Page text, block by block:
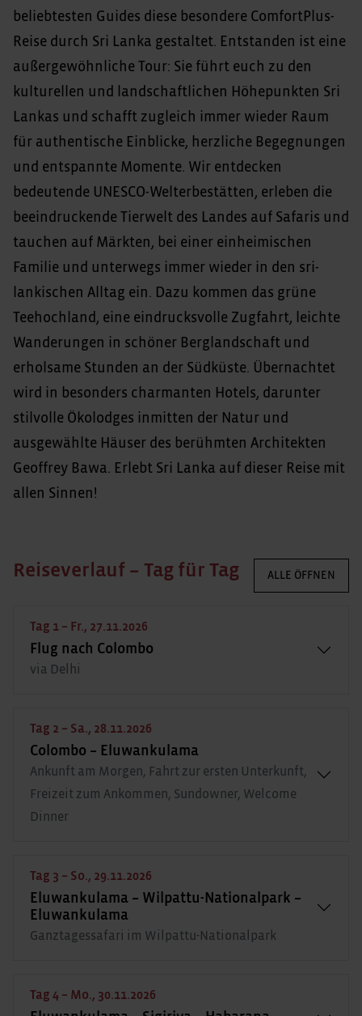
beliebtesten Guides diese besondere ComfortPlus-
Reise durch Sri Lanka gestaltet. Entstanden ist eine
außergewöhnliche Tour: Sie führt euch zu den
kulturellen und landschaftlichen Höhepunkten Sri
Lankas und schafft zugleich immer wieder Raum
für authentische Einblicke, herzliche Begegnungen
und entspannte Momente. Wir entdecken
bedeutende UNESCO-Welterbestätten, erleben die
beeindruckende Tierwelt des Landes auf Safaris und
tauchen auf Märkten, bei einer einheimischen
Familie und unterwegs immer wieder in den sri-
lankischen Alltag ein. Dazu kommen das grüne
Teehochland, eine eindrucksvolle Zugfahrt, leichte
Wanderungen in schöner Berglandschaft und
erholsame Stunden an der Südküste. Übernachtet
wird in besonders charmanten Hotels, darunter
stilvolle Ökolodges inmitten der Natur und
ausgewählte Häuser des berühmten Architekten
Geoffrey Bawa. Erlebt Sri Lanka auf dieser Reise mit
allen Sinnen!
Reiseverlauf – Tag für Tag ALLE ÖFFNEN
Tag 1 – Fr., 27.11.2026
Flug nach Colombo
via Delhi
Tag 2 – Sa., 28.11.2026
Colombo – Eluwankulama
Ankunft am Morgen, Fahrt zur ersten Unterkunft,
Freizeit zum Ankommen, Sundowner, Welcome
Dinner
Tag 3 – So., 29.11.2026
Eluwankulama – Wilpattu-Nationalpark –
Eluwankulama
Ganztagessafari im Wilpattu-Nationalpark
Tag 4 – Mo., 30.11.2026